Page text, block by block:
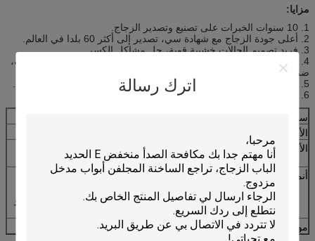
اترك رسالة
مزايا:
1. 10 سنوات الخبرات على تصنيع وتصدير الزجاج.
2. أعلى جودة الزجاج مع شهادة سي، تصدير إلى أكثر 60 بلدا في العالم.
3. فريد تصميم الحالات خشبية قوية، حل مشاكل الكسر.
4. المستودعات دوكسيد بجانب ثلاثة من الصين الحاويات الحاويات الرئيسية،
ضمان مريحة التحميل و التسليم السريع.
5. مجموعة كاملة من الزجاج المسطح العرض، تقدم واحدة-- إيقاف شراء.
6. فريق المبيعات المهنية، تقدم خدمات شخصية ومخصصة.
سماكة:
الألوان:
الأحجام:
1220x1830mm، 1500x2000mm، 1524x2134mm،
1830x2440mm الخ
أنماط - رسم:
أكواليت، الخيزران، خلية النحل، كانيلادو، تشينشيلا،
ميستليت، مورغون الثاني، مورو، ناشيجي، لغز، المطر و
وانجي الخ.
موعد التسليم:
في غضون أسبوعين بعد تأكيد الطلب